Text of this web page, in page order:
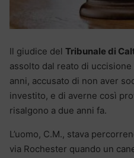
Il giudice del Tribunale di
assolto dal reato di
anni, accusato di non aver
investito, e di averne così
risalgono a due anni fa.
L’uomo, C.M., stava
via Rochester quando un